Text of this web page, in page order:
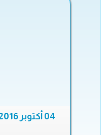
04 أكتوبر 2016 مجزرة بير باشا، مدينة تعز